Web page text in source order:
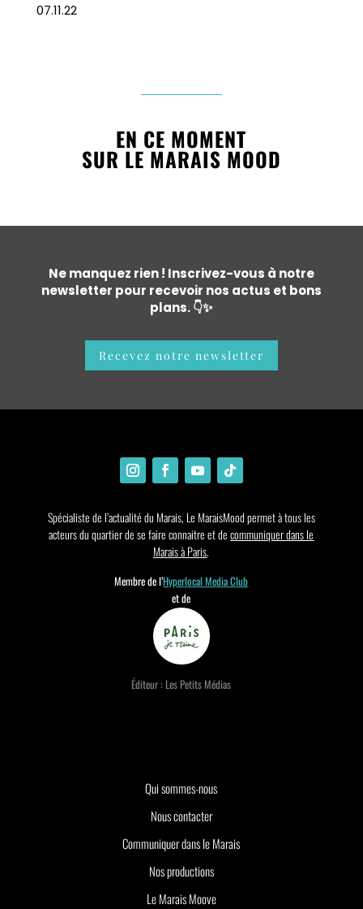
07.11.22
EN CE MOMENT
SUR LE MARAIS MOOD
Ne manquez rien ! Inscrivez-vous à notre
newsletter pour recevoir nos actus et bons
plans. 👇✨
Recevez notre newsletter
Spécialiste de l’actualité du Marais, Le MaraisMood permet à tous les
acteurs du quartier de se faire connaitre et decommuniquer dans le
Marais à Paris.
Membre de l’Hyperlocal Media Club
et de
Éditeur : Les Petits Médias
Qui sommes-nous
Nous contacter
Communiquer dans le Marais
Nos productions
Le Marais Moove